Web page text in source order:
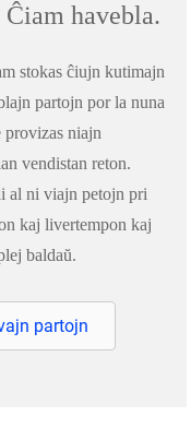
havebla.
stokas ĉiujn kutimajn
partojn por la nuna
provizas niajn
vendistan reton.
al ni viajn petojn pri
kaj livertempon kaj
baldaŭ.
partojn